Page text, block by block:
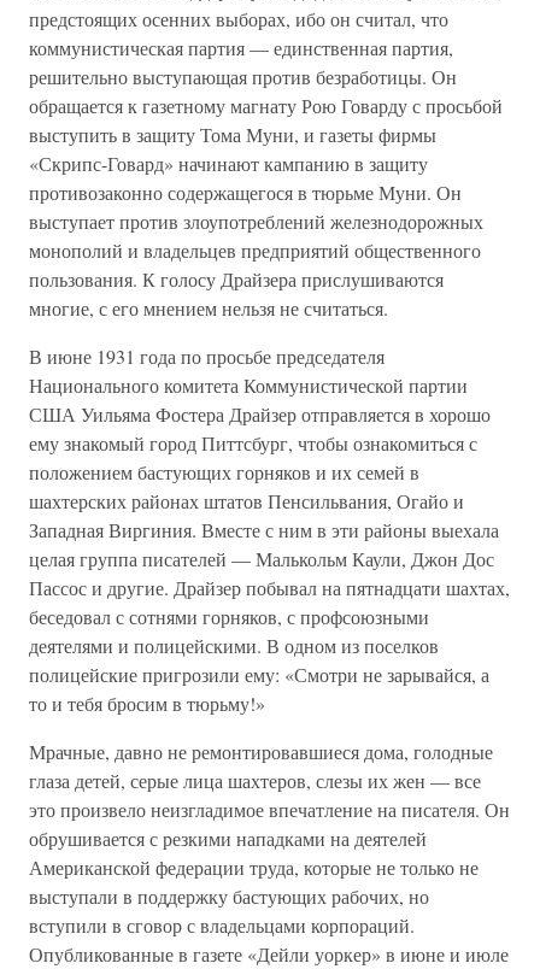
предстоящих осенних выборах, ибо он считал, что
коммунистическая партия — единственная партия,
решительно выступающая против безработицы. Он
обращается к газетному магнату Рою Говарду с просьбой
выступить в защиту Тома Муни, и газеты фирмы
«Скрипс-Говард» начинают кампанию в защиту
противозаконно содержащегося в тюрьме Муни. Он
выступает против злоупотреблений железнодорожных
монополий и владельцев предприятий общественного
пользования. К голосу Драйзера прислушиваются
многие, с его мнением нельзя не считаться.
В июне 1931 года по просьбе председателя
Национального комитета Коммунистической партии
США Уильяма Фостера Драйзер отправляется в хорошо
ему знакомый город Питтсбург, чтобы ознакомиться с
положением бастующих горняков и их семей в
шахтерских районах штатов Пенсильвания, Огайо и
Западная Виргиния. Вместе с ним в эти районы выехала
целая группа писателей — Малькольм Каули, Джон Дос
Пассос и другие. Драйзер побывал на пятнадцати шахтах,
беседовал с сотнями горняков, с профсоюзными
деятелями и полицейскими. В одном из поселков
полицейские пригрозили ему: «Смотри не зарывайся, а
то и тебя бросим в тюрьму!»
Мрачные, давно не ремонтировавшиеся дома, голодные
глаза детей, серые лица шахтеров, слезы их жен — все
это произвело неизгладимое впечатление на писателя. Он
обрушивается с резкими нападками на деятелей
Американской федерации труда, которые не только не
выступали в поддержку бастующих рабочих, но
вступили в сговор с владельцами корпораций.
Опубликованные в газете «Дейли уоркер» в июне и июле